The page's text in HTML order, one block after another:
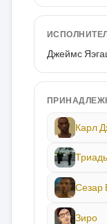
Джеймс
Карл
Сезар
Зиро